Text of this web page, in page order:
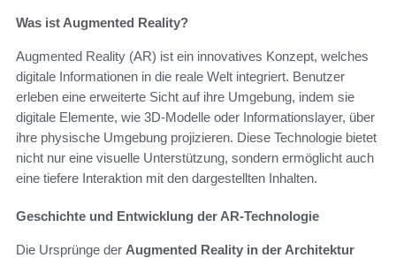
Was ist Augmented Reality?
Augmented Reality (AR) ist ein innovatives Konzept, welches
digitale Informationen in die reale Welt integriert. Benutzer
erleben eine erweiterte Sicht auf ihre Umgebung, indem sie
digitale Elemente, wie 3D-Modelle oder Informationslayer, über
ihre physische Umgebung projizieren. Diese Technologie bietet
nicht nur eine visuelle Unterstützung, sondern ermöglicht auch
eine tiefere Interaktion mit den dargestellten Inhalten.
Geschichte und Entwicklung der AR-Technologie
Die Ursprünge der Augmented Reality in der Architektur